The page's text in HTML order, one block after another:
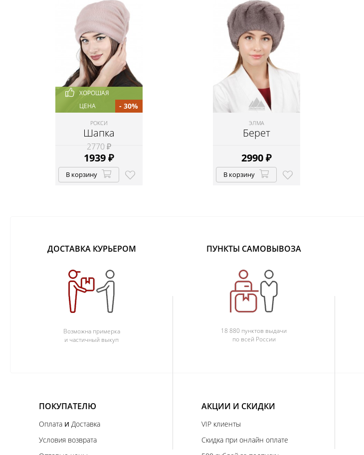
ХОРОШАЯ
ЦЕНА
РОКСИ
Шапка
2770 ₽
1939₽
- 30%
В корзину
ЭЛМА
Берет
2990₽
В корзину
ДОСТАВКА КУРЬЕРОМ
Возможна примерка
и частичный выкуп
ПУНКТЫ САМОВЫВОЗА
18 880 пунктов выдачи
по всей России
ПОКУПАТЕЛЮ
Оплата и Доставка
Условия возврата
АКЦИИ И СКИДКИ
VIP клиенты
Скидка при онлайн оплате